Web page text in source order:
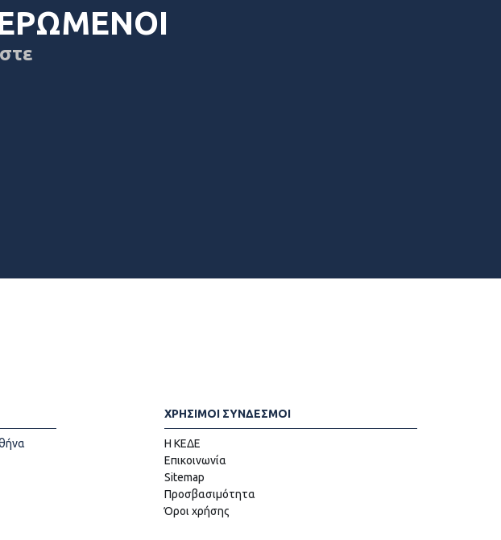
ΧΡΗΣΙΜΟΙ ΣΥΝΔΕΣΜΟΙ
Η ΚΕΔΕ
Επικοινωνία
Sitemap
Προσβασιμότητα
Όροι χρήσης